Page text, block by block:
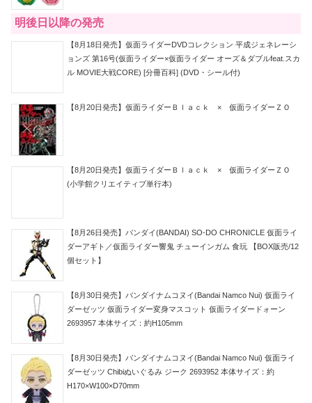
明後日以降の発売
【8月18日発売】仮面ライダーDVDコレクション 平成ジェネレーシ
ョンズ 第16号(仮面ライダー×仮面ライダー オーズ＆ダブルfeat.スカ
ル MOVIE大戦CORE) [分冊百科] (DVD・シール付)
【8月20日発売】仮面ライダーＢｌａｃｋ × 仮面ライダーＺＯ
【8月20日発売】仮面ライダーＢｌａｃｋ × 仮面ライダーＺＯ
(小学館クリエイティブ単行本)
【8月26日発売】バンダイ(BANDAI) SO-DO CHRONICLE 仮面ライ
ダーアギト／仮面ライダー響鬼 チューインガム 食玩 【BOX販売/12
個セット】
【8月30日発売】バンダイナムコヌイ(Bandai Namco Nui) 仮面ライ
ダーゼッツ 仮面ライダー変身マスコット 仮面ライダードォーン
2693957 本体サイズ：約H105mm
【8月30日発売】バンダイナムコヌイ(Bandai Namco Nui) 仮面ライ
ダーゼッツ Chibiぬいぐるみ ジーク 2693952 本体サイズ：約
H170×W100×D70mm